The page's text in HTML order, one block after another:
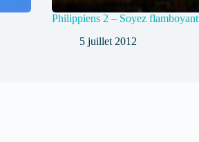
Philippiens 2 – Soyez
5 juillet 2012